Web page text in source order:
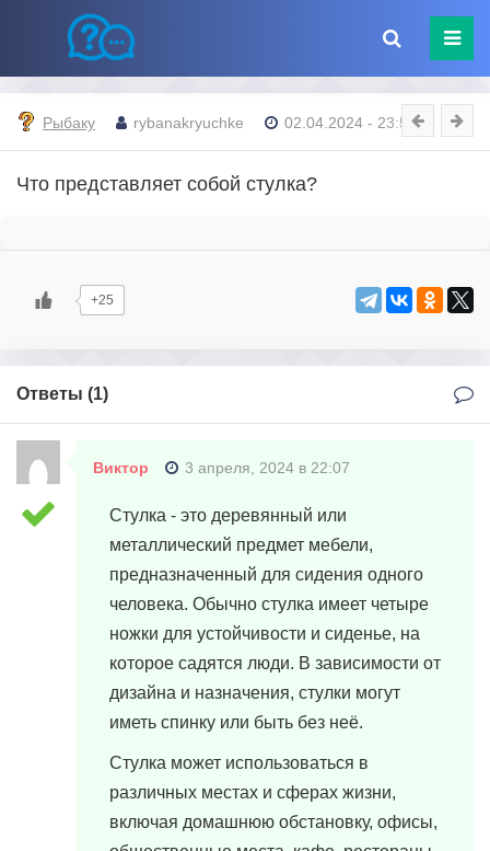
Рыбаку rybanakryuchke 02.04.2024 - 23:51
Что представляет собой стулка?
+25
Ответы (1)
Виктор 3 апреля, 2024 в 22:07
Стулка - это деревянный или
металлический предмет мебели,
предназначенный для сидения одного
человека. Обычно стулка имеет четыре
ножки для устойчивости и сиденье, на
которое садятся люди. В зависимости от
дизайна и назначения, стулки могут
иметь спинку или быть без неё.
Стулка может использоваться в
различных местах и сферах жизни,
включая домашнюю обстановку, офисы,